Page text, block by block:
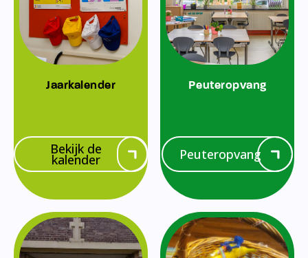
Jaarkalender
Bekijk de
kalender
Peuteropvang
Peuteropvang